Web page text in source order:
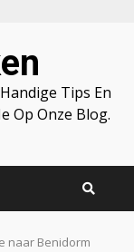
Tips En
Op Onze Blog.
naar Benidorm